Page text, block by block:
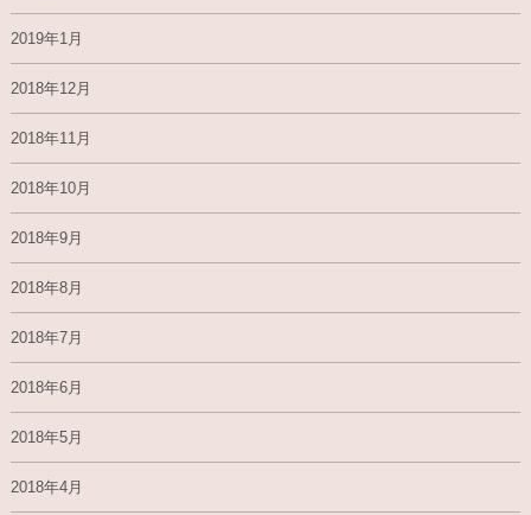
2019年1月
2018年12月
2018年11月
2018年10月
2018年9月
2018年8月
2018年7月
2018年6月
2018年5月
2018年4月